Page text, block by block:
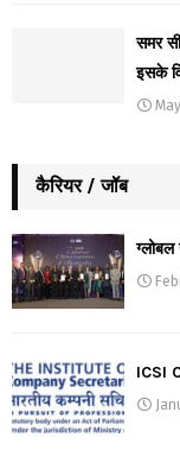
समर
इसके
कैरियर / जॉब
ICSI